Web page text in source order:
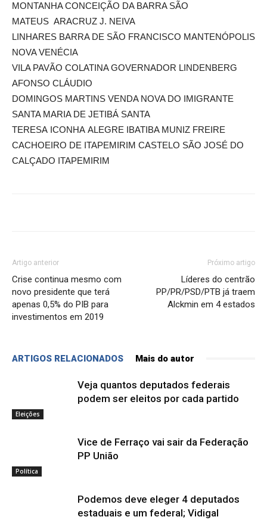
MONTANHA CONCEIÇÃO DA BARRA SÃO
MATEUS ARACRUZ J. NEIVA
LINHARES BARRA DE SÃO FRANCISCO MANTENÓPOLIS
NOVA VENÉCIA
VILA PAVÃO COLATINA GOVERNADOR LINDENBERG
AFONSO CLÁUDIO
DOMINGOS MARTINS VENDA NOVA DO IMIGRANTE
SANTA MARIA DE JETIBÁ SANTA
TERESA ICONHA ALEGRE IBATIBA MUNIZ FREIRE
CACHOEIRO DE ITAPEMIRIM CASTELO SÃO JOSÉ DO
CALÇADO ITAPEMIRIM
Artigo anterior
Crise continua mesmo com
novo presidente que terá
apenas 0,5% do PIB para
investimentos em 2019
Próximo artigo
Líderes do centrão
PP/PR/PSD/PTB já traem
Alckmin em 4 estados
ARTIGOS RELACIONADOS Mais do autor
Eleições
Veja quantos deputados federais
podem ser eleitos por cada partido
Política
Vice de Ferraço vai sair da Federação
PP União
Podemos deve eleger 4 deputados
estaduais e um federal; Vidigal